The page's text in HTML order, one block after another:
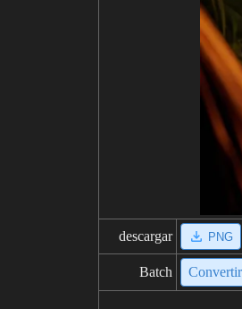
descargar PNG
Batch